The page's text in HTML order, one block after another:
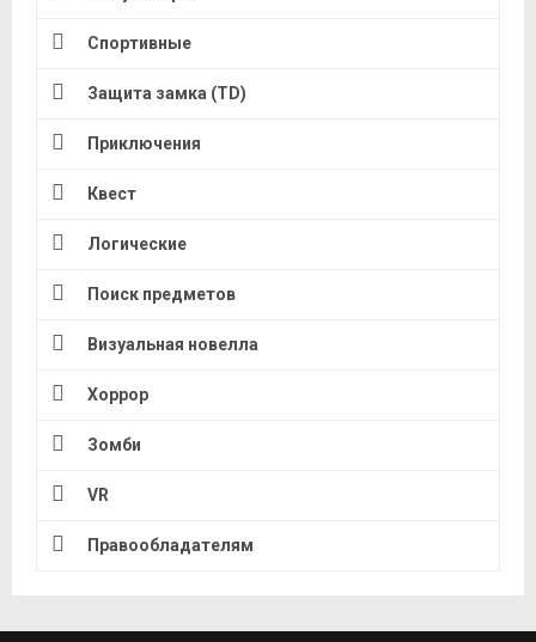
Спортивные
Защита замка (TD)
Приключения
Квест
Логические
Поиск предметов
Визуальная новелла
Хоррор
Зомби
VR
Правообладателям